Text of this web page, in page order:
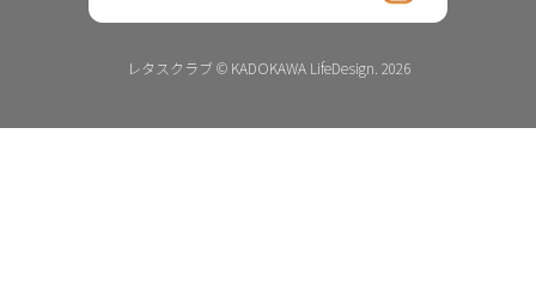
レタスクラブ © KADOKAWA LifeDesign. 2026